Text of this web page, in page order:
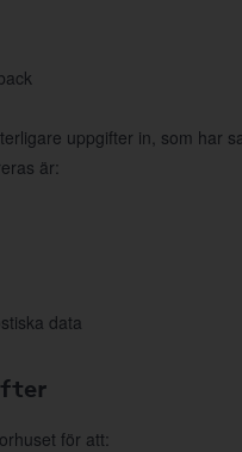
uppgifter in, som har
är:
data
för att: